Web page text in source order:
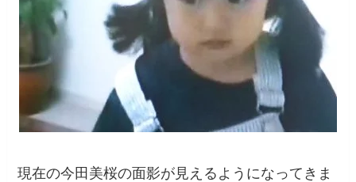
現在の今田美桜の面影が見えるようになってきま